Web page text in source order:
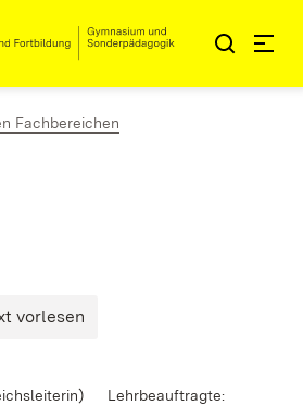
Fachbereichen
vorlesen
Lehrbeauftragte: